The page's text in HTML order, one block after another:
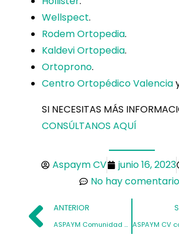
Wellspect.
Rodem Ortopedia.
Kaldevi Ortopedia.
Ortoprono.
Centro Ortopédico Valencia
SI NECESITAS MÁS
CONSÚLTANOS AQUÍ
Aspaym CV junio 16, 2023
No hay
ANTERIOR
ASPAYM Comunidad Valenciana celebra sus 40 años con un Acto Solemne